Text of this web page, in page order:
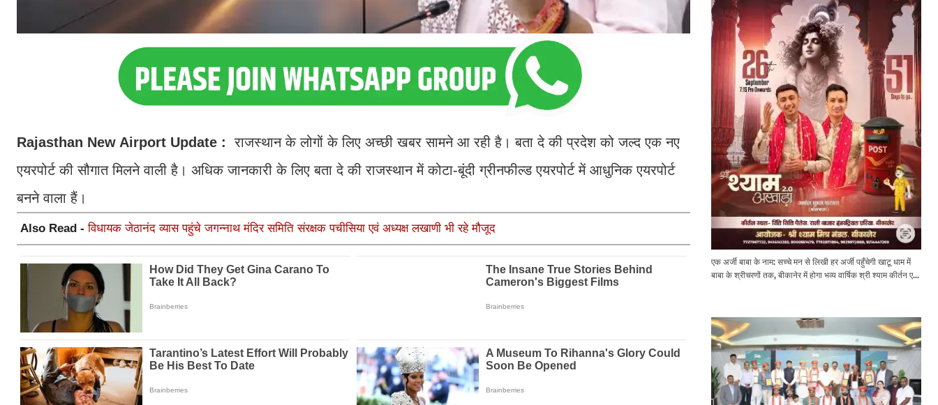
Rajasthan New Airport Update : राजस्थान के लोगों के लिए अच्छी खबर सामने आ रही है। बता दे की प्रदेश को जल्द एक नए
एयरपोर्ट की सौगात मिलने वाली है। अधिक जानकारी के लिए बता दे की राजस्थान में कोटा-बूंदी ग्रीनफील्ड एयरपोर्ट में आधुनिक एयरपोर्ट
बनने वाला हैं।
Also Read -विधायक जेठानंद व्यास पहुंचे जगन्नाथ मंदिर समिति संरक्षक पचीसिया एवं अध्यक्ष लखाणी भी रहे मौजूद
एक अर्जी बाबा के नाम: सच्चे मन से लिखी हर अर्जी पहुँचेगी खाटू धाम में
बाबा के श्रीचरणों तक, बीकानेर में होगा भव्य वार्षिक श्री श्याम कीर्तन एवं